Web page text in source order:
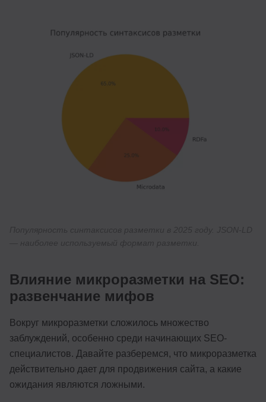
Влияние микроразметки на SEO:
развенчание мифов
Вокруг микроразметки сложилось множество
заблуждений, особенно среди начинающих SEO-
специалистов. Давайте разберемся, что микроразметка
действительно дает для продвижения сайта, а какие
ожидания являются ложными.